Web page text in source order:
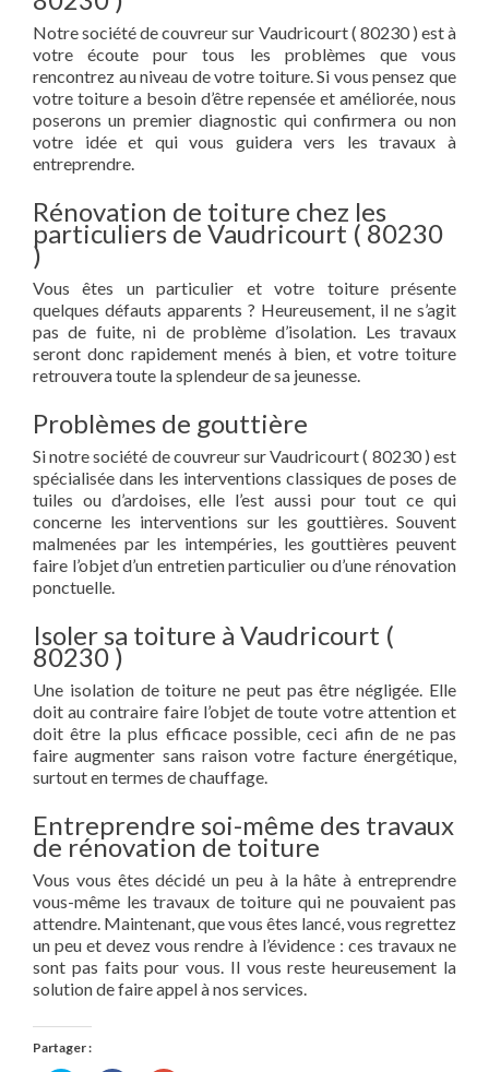
Notre société de couvreur sur Vaudricourt ( 80230 ) est à
votre écoute pour tous les problèmes que vous
rencontrez au niveau de votre toiture. Si vous pensez que
votre toiture a besoin d’être repensée et améliorée, nous
poserons un premier diagnostic qui confirmera ou non
votre idée et qui vous guidera vers les travaux à
entreprendre.
Rénovation de toiture chez les
particuliers de Vaudricourt ( 80230
)
Vous êtes un particulier et votre toiture présente
quelques défauts apparents ? Heureusement, il ne s’agit
pas de fuite, ni de problème d’isolation. Les travaux
seront donc rapidement menés à bien, et votre toiture
retrouvera toute la splendeur de sa jeunesse.
Problèmes de gouttière
Si notre société de couvreur sur Vaudricourt ( 80230 ) est
spécialisée dans les interventions classiques de poses de
tuiles ou d’ardoises, elle l’est aussi pour tout ce qui
concerne les interventions sur les gouttières. Souvent
malmenées par les intempéries, les gouttières peuvent
faire l’objet d’un entretien particulier ou d’une rénovation
ponctuelle.
Isoler sa toiture à Vaudricourt (
80230 )
Une isolation de toiture ne peut pas être négligée. Elle
doit au contraire faire l’objet de toute votre attention et
doit être la plus efficace possible, ceci afin de ne pas
faire augmenter sans raison votre facture énergétique,
surtout en termes de chauffage.
Entreprendre soi-même des travaux
de rénovation de toiture
Vous vous êtes décidé un peu à la hâte à entreprendre
vous-même les travaux de toiture qui ne pouvaient pas
attendre. Maintenant, que vous êtes lancé, vous regrettez
un peu et devez vous rendre à l’évidence : ces travaux ne
sont pas faits pour vous. Il vous reste heureusement la
solution de faire appel à nos services.
Partager :